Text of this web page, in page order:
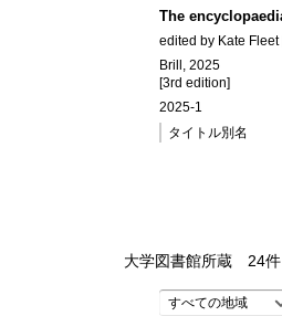
The
edited by Kate
Brill, 2025
[3rd edition]
2025-1
タイトル別名
大学図書館所蔵 24
すべての地域